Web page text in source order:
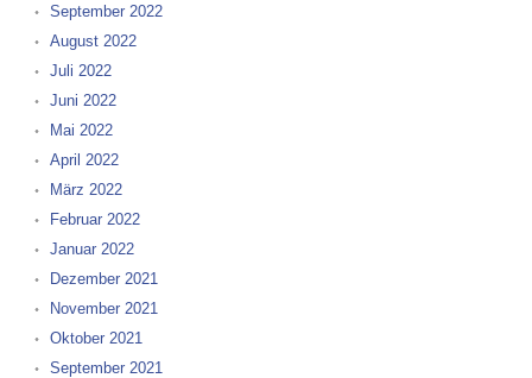
September 2022
August 2022
Juli 2022
Juni 2022
Mai 2022
April 2022
März 2022
Februar 2022
Januar 2022
Dezember 2021
November 2021
Oktober 2021
September 2021